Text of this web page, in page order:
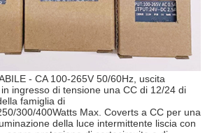
- CA 100-265V 50/60Hz, uscita
ingresso di tensione una CC di 12/24 di
famiglia di
300/400Watts Max. Coverts a CC per una
della luce intermittente liscia con